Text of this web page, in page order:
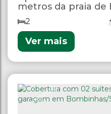
metros da praia de
2
Ver mais
COBERTURA